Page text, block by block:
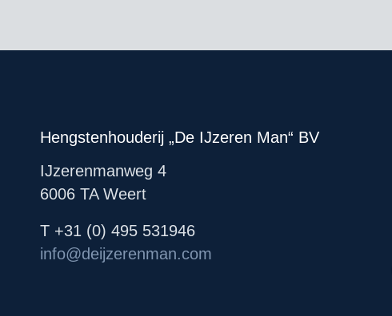
Hengstenhouderij „De IJzeren Man“ BV
IJzerenmanweg 4
6006 TA Weert
T +31 (0) 495 531946
info@deijzerenman.com